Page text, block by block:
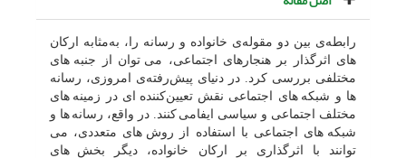
رابطه‌ی بین دو مقوله‌ی خانواده و رسانه را، به‌مثابه ارکان
های اثرگذار بر هنجارهای اجتماعی، می توان از جنبه های
مختلفی بررسی کرد. در دنیای پیش‌رفته‌ی امروزی، رسانه
ها و شبکه های اجتماعی نقش تعیین‌کننده ای در زمینه های
مختلف اجتماعی و سیاسی ایفامی کنند. در واقع، رسانه ها و
شبکه های اجتماعی با استفاده از روش های متعددی، می
توانند با اثرگذاری بر ارکان خانواده، دیگر بخش های